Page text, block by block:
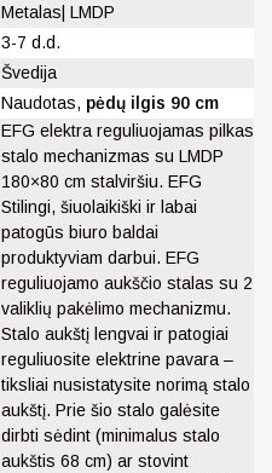
Metalas| LMDP
3-7 d.d.
Švedija
Naudotas, pėdų ilgis 90 cm
EFG elektra reguliuojamas pilkas
stalo mechanizmas su LMDP
180×80 cm stalviršiu. EFG
Stilingi, šiuolaikiški ir labai
patogūs biuro baldai
produktyviam darbui. EFG
reguliuojamo aukščio stalas su 2
valiklių pakėlimo mechanizmu.
Stalo aukštį lengvai ir patogiai
reguliuosite elektrine pavara –
tiksliai nusistatysite norimą stalo
aukštį. Prie šio stalo galėsite
dirbti sėdint (minimalus stalo
aukštis 68 cm) ar stovint